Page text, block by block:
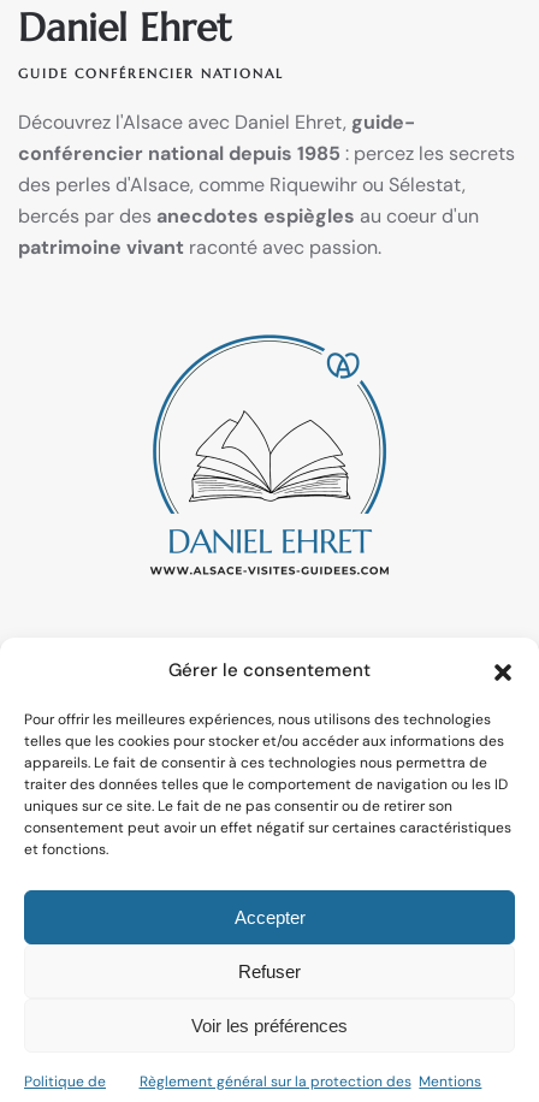
Gérer le consentement
Pour offrir les meilleures expériences, nous utilisons des technologies
telles que les cookies pour stocker et/ou accéder aux informations des
appareils. Le fait de consentir à ces technologies nous permettra de
traiter des données telles que le comportement de navigation ou les ID
uniques sur ce site. Le fait de ne pas consentir ou de retirer son
consentement peut avoir un effet négatif sur certaines caractéristiques
et fonctions.
Accepter
Refuser
Voir les préférences
Politique de Règlement général sur la protection des Mentions
Daniel Ehret
GUIDE CONFÉRENCIER NATIONAL
Découvrez l'Alsace avec Daniel Ehret, guide-
conférencier national depuis 1985 : percez les secrets
des perles d'Alsace, comme Riquewihr ou Sélestat,
bercés par des anecdotes espiègles au coeur d'un
patrimoine vivant raconté avec passion.
ALSACE.VISITEGUIDEE@GMAIL.COM
07 67 45 08 74
TARIFS ET RÉSERVATION
À PROPOS DE MOI
WIKIPEDIA DE SUBSTITUTION
Mentions légales-Politique de cookies-Protection des données